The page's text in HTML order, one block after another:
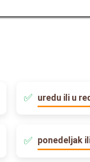
uredu ili u
ponedeljak